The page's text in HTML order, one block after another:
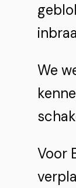
We
Voor